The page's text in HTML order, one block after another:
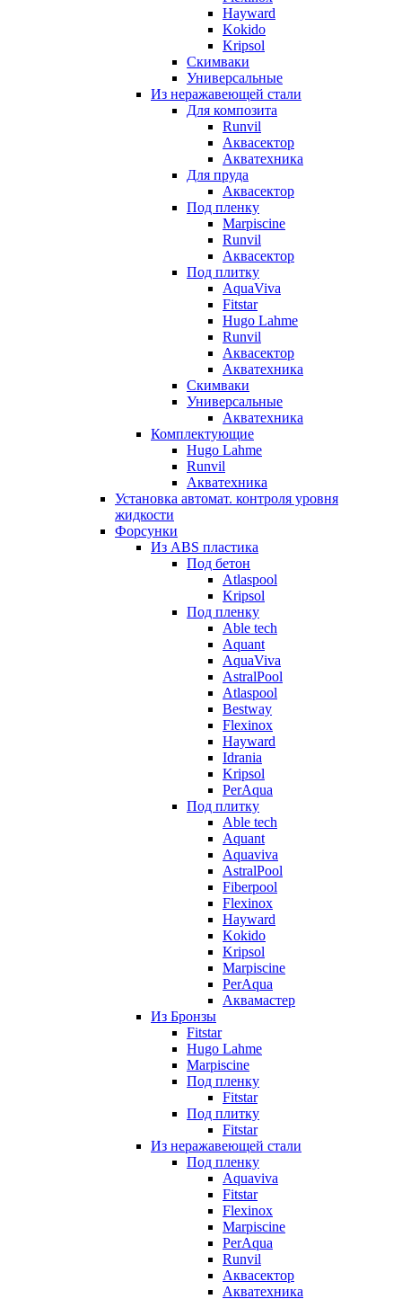
Hayward
Kokido
Kripsol
Скимваки
Универсальные
Из неражавеющей стали
Для композита
Runvil
Аквасектор
Акватехника
Для пруда
Аквасектор
Под пленку
Marpiscine
Runvil
Аквасектор
Под плитку
AquaViva
Fitstar
Hugo Lahme
Runvil
Аквасектор
Акватехника
Скимваки
Универсальные
Акватехника
Комплектующие
Hugo Lahme
Runvil
Акватехника
Установка автомат. контроля уровня
жидкости
Форсунки
Из ABS пластика
Под бетон
Atlaspool
Kripsol
Под пленку
Able tech
Aquant
AquaViva
AstralPool
Atlaspool
Bestway
Flexinox
Hayward
Idrania
Kripsol
PerAqua
Под плитку
Able tech
Aquant
Aquaviva
AstralPool
Fiberpool
Flexinox
Hayward
Kokido
Kripsol
Marpiscine
PerAqua
Аквамастер
Из Бронзы
Fitstar
Hugo Lahme
Marpiscine
Под пленку
Fitstar
Под плитку
Fitstar
Из неражавеющей стали
Под пленку
Aquaviva
Fitstar
Flexinox
Marpiscine
PerAqua
Runvil
Аквасектор
Акватехника